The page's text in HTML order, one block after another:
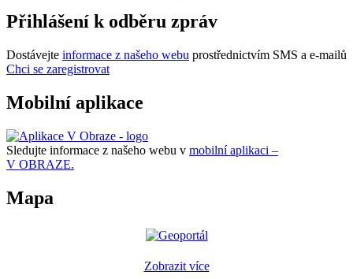
Přihlášení k odběru zpráv
Dostávejte informace z našeho webu prostřednictvím SMS a e-mailů
Chci se zaregistrovat
Mobilní aplikace
Sledujte informace z našeho webu v mobilní aplikaci –
V OBRAZE.
Mapa
Zobrazit více